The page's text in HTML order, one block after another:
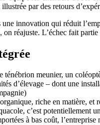
par des retours
innovation qui réduit
réajuste. L’échec fait partie
meunier, un
d’élevage – dont une
riche en matière,
c’est potentiellement
à bas coût,